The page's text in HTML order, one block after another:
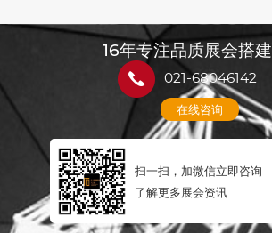
16年专注品质展会搭建
021-68046142
在线咨询
扫一扫，加微信立即咨询
了解更多展会资讯